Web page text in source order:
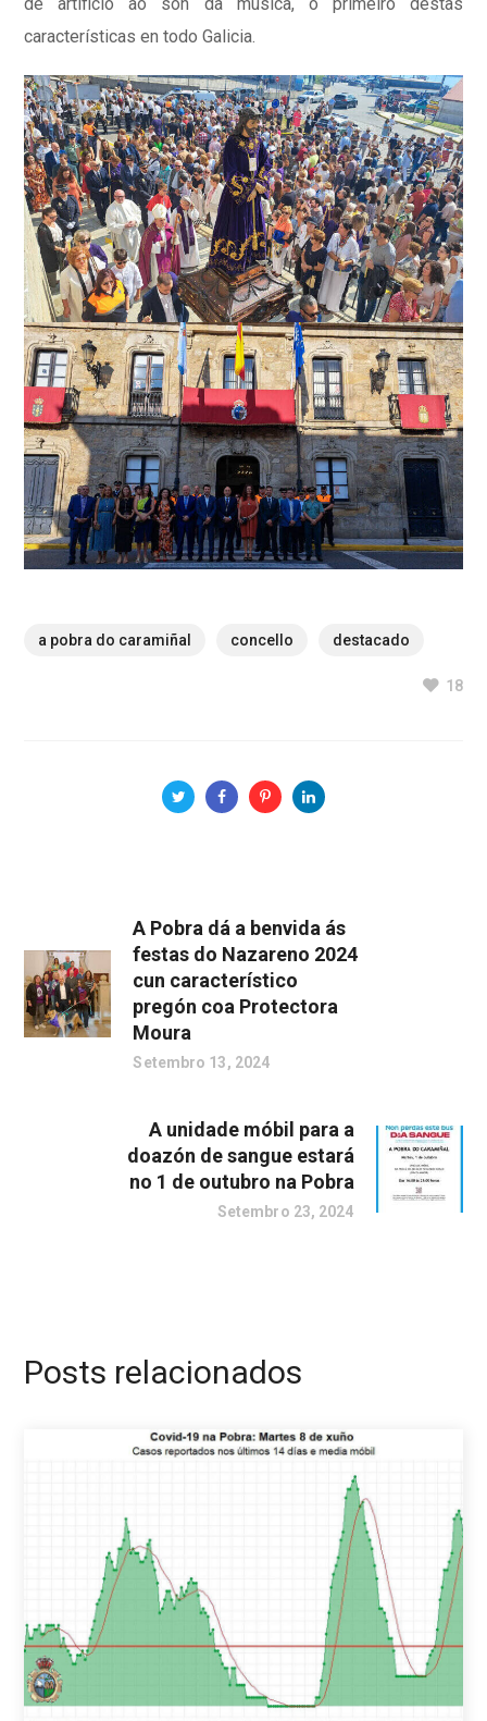
características en todo Galicia.
a pobra do caramiñal concello destacado
18
A Pobra dá a benvida ás
festas do Nazareno 2024
cun característico
pregón coa Protectora
Moura
Setembro 13, 2024
A unidade móbil para a
doazón de sangue estará
no 1 de outubro na Pobra
Setembro 23, 2024
Posts relacionados